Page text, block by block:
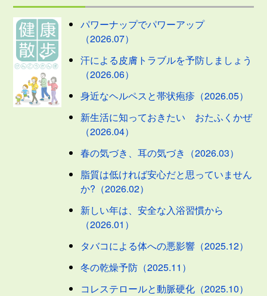
パワーナップでパワーアップ
（2026.07）
汗による皮膚トラブルを予防しましょう
（2026.06）
身近なヘルペスと帯状疱疹（2026.05）
新生活に知っておきたい おたふくかぜ
（2026.04）
春の気づき、耳の気づき（2026.03）
脂質は低ければ安心だと思っていません
か?（2026.02）
新しい年は、安全な入浴習慣から
（2026.01）
タバコによる体への悪影響（2025.12）
冬の乾燥予防（2025.11）
コレステロールと動脈硬化（2025.10）